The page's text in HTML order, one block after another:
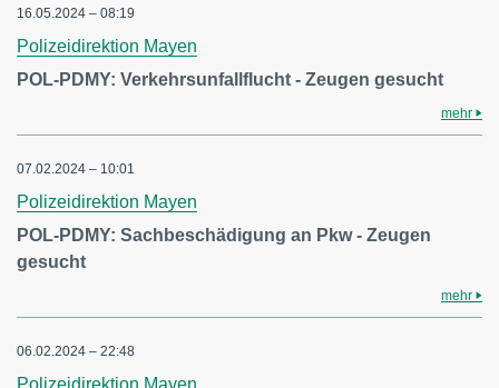
16.05.2024 – 08:19
Polizeidirektion Mayen
POL-PDMY: Verkehrsunfallflucht - Zeugen gesucht
mehr
07.02.2024 – 10:01
Polizeidirektion Mayen
POL-PDMY: Sachbeschädigung an Pkw - Zeugen
gesucht
mehr
06.02.2024 – 22:48
Polizeidirektion Mayen